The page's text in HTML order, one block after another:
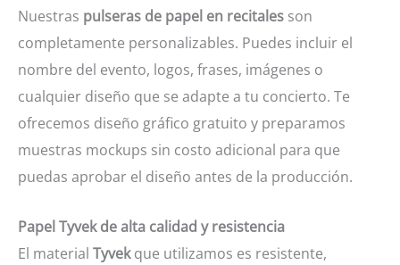
Nuestras pulseras de papel en recitales son
completamente personalizables. Puedes incluir el
nombre del evento, logos, frases, imágenes o
cualquier diseño que se adapte a tu concierto. Te
ofrecemos diseño gráfico gratuito y preparamos
muestras mockups sin costo adicional para que
puedas aprobar el diseño antes de la producción.
Papel Tyvek de alta calidad y resistencia
El material Tyvekque utilizamos es resistente,